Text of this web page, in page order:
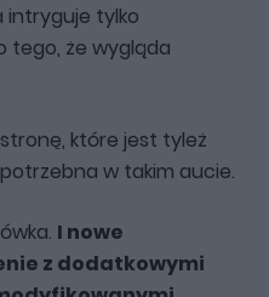
intryguje tylko
tego, że wygląda
które jest tyleż
w takim aucie.
I nowe
z dodatkowymi